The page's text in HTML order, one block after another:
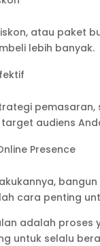
atau paket
lebih banyak.
pemasaran,
target audiens
Presence
cara penting
adalah
untuk selalu